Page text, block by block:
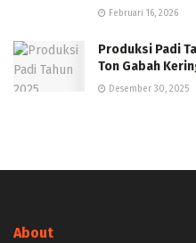
Februari 16, 2026
Produksi Padi
Ton Gabah
Desember 30, 2025
About